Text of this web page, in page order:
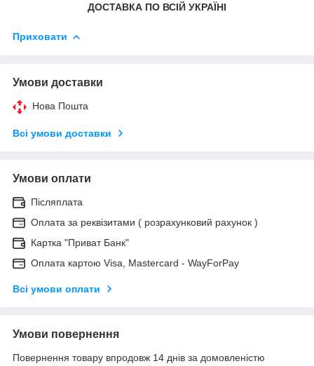
ДОСТАВКА ПО ВСІЙ УКРАЇНІ
Приховати
Умови доставки
Нова Пошта
Всі умови доставки
Умови оплати
Післяплата
Оплата за реквізитами ( розрахунковий рахунок )
Картка "Приват Банк"
Оплата картою Visa, Mastercard - WayForPay
Всі умови оплати
Умови повернення
Повернення товару впродовж 14 днів за домовленістю